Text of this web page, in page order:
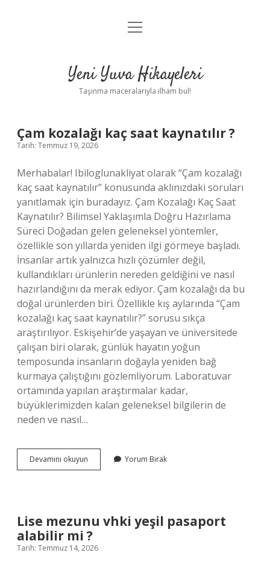
Anasayfa
Yasal Uyarı
menüyü
Yeni Yuva Hikayeleri
Taşınma maceralarıyla ilham bul!
Yeni
Yuva
Hikayeleri
Yazılar
Çam kozalağı kaç saat kaynatılır ?
Tarih: Temmuz 19, 2026
Merhabalar! Ibiloglunakliyat olarak “Çam kozalağı
kaç saat kaynatılır” konusunda aklınızdaki soruları
yanıtlamak için buradayız. Çam Kozalağı Kaç Saat
Kaynatılır? Bilimsel Yaklaşımla Doğru Hazırlama
Süreci Doğadan gelen geleneksel yöntemler,
özellikle son yıllarda yeniden ilgi görmeye başladı.
İnsanlar artık yalnızca hızlı çözümler değil,
kullandıkları ürünlerin nereden geldiğini ve nasıl
hazırlandığını da merak ediyor. Çam kozalağı da bu
doğal ürünlerden biri. Özellikle kış aylarında “Çam
kozalağı kaç saat kaynatılır?” sorusu sıkça
araştırılıyor. Eskişehir’de yaşayan ve üniversitede
çalışan biri olarak, günlük hayatın yoğun
temposunda insanların doğayla yeniden bağ
kurmaya çalıştığını gözlemliyorum. Laboratuvar
ortamında yapılan araştırmalar kadar,
büyüklerimizden kalan geleneksel bilgilerin de
neden ve nasıl…
Devamını okuyun
kozalağı
Yorum Bırak
Lise mezunu vhki yeşil pasaport
alabilir mi ?
Tarih: Temmuz 14, 2026